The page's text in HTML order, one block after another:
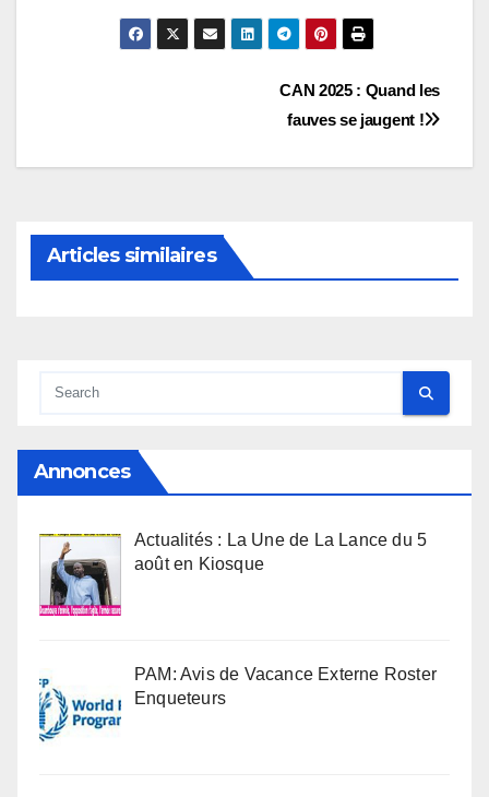
CAN 2025 : Quand les
fauves se jaugent !
Articles similaires
Annonces
Actualités : La Une de La Lance du 5
août en Kiosque
PAM: Avis de Vacance Externe Roster
Enqueteurs